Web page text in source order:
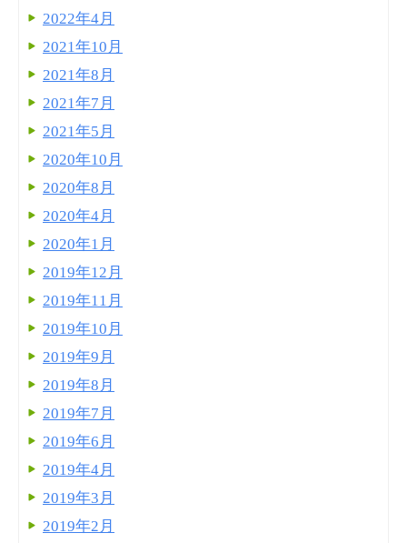
2022年4月
2021年10月
2021年8月
2021年7月
2021年5月
2020年10月
2020年8月
2020年4月
2020年1月
2019年12月
2019年11月
2019年10月
2019年9月
2019年8月
2019年7月
2019年6月
2019年4月
2019年3月
2019年2月